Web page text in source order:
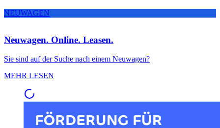
NEUWAGEN
Neuwagen. Online. Leasen.
Sie sind auf der Suche nach einem Neuwagen?
MEHR LESEN